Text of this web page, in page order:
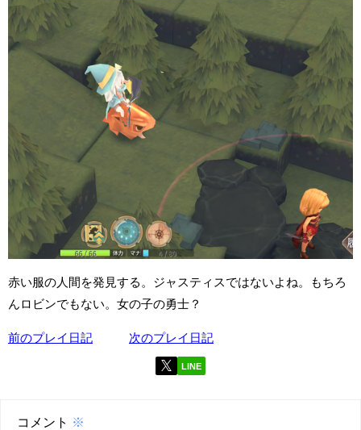
赤い服の人間を発見する。ジャスティスではないよね。もちろ
んロビンでもない。女の子の勇士？
前のプレイ日記 次のプレイ日記
LINE
コメント ※